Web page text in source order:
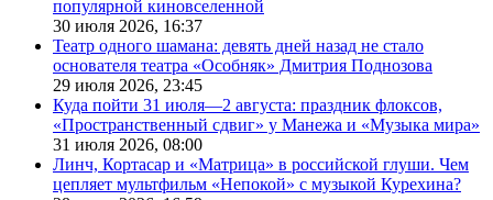
популярной киновселенной
30 июля 2026, 16:37
Театр одного шамана: девять дней назад не стало
основателя театра «Особняк» Дмитрия Поднозова
29 июля 2026, 23:45
Куда пойти 31 июля—2 августа: праздник флоксов,
«Пространственный сдвиг» у Манежа и «Музыка мира»
31 июля 2026, 08:00
Линч, Кортасар и «Матрица» в российской глуши. Чем
цепляет мультфильм «Непокой» с музыкой Курехина?